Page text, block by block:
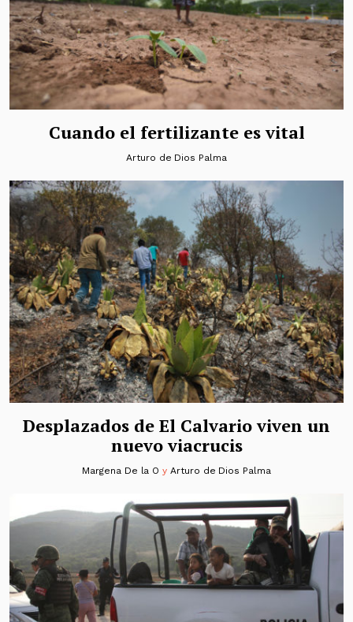
Cuando el fertilizante es vital
Arturo de Dios Palma
Desplazados de El Calvario viven un
nuevo viacrucis
Margena De la O yArturo de Dios Palma